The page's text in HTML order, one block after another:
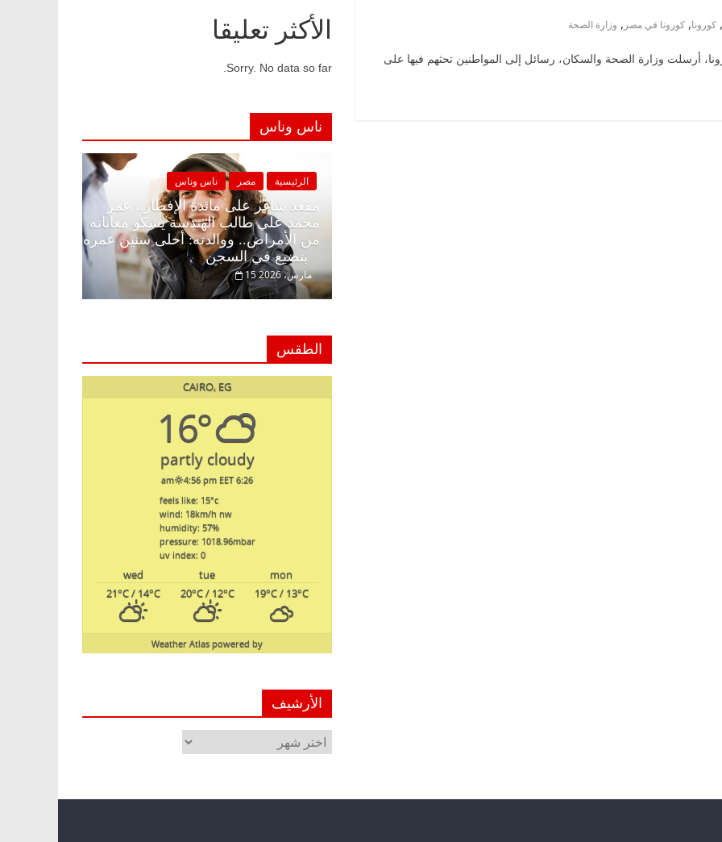
, كورونا, كورونا في مصر , وزارة الصحة
أرسلت وزارة الصحة والسكان، رسائل إلى المواطنين تحثهم فيها على
الأكثر تعليقا
Sorry. No data so far.
ناس وناس
الرئيسية مصر ناس وناس
مقعد شاغر على مائدة الإفطار.. عمر
محمد علي طالب الهندسة يشكو معاناته
من الأمراض.. ووالدته: أحلى سنين عمره
بتضيع في السجن
15 مارس، 2026
مقعد شاغر على الإفطار وبلكونة بلا زينة
الطقس
CAIRO, EG
16°
partly cloudy
6:26 am
4:56 pm EET
feels like: 15°c
wind: 18km/h nw
humidity: 57%
pressure: 1018.96mbar
uv index: 0
mon
tue
wed
19°C/ 13°C
20°C/ 12°C
21°C/ 14°C
powered by
Weather Atlas
الأرشيف
الأرشيف